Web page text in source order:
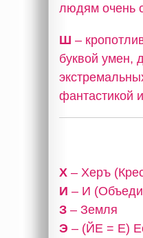
людям очень
Ш –
буквой умен,
фантастикой
Х – Херъ
И – И
З – Земля
Э – (ЙЕ = Е)